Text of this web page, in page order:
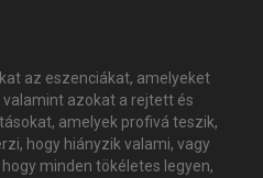
az eszenciákat, amelyeket
azokat a rejtett és
amelyek profivá teszik,
hogy hiányzik valami, vagy
minden tökéletes legyen,